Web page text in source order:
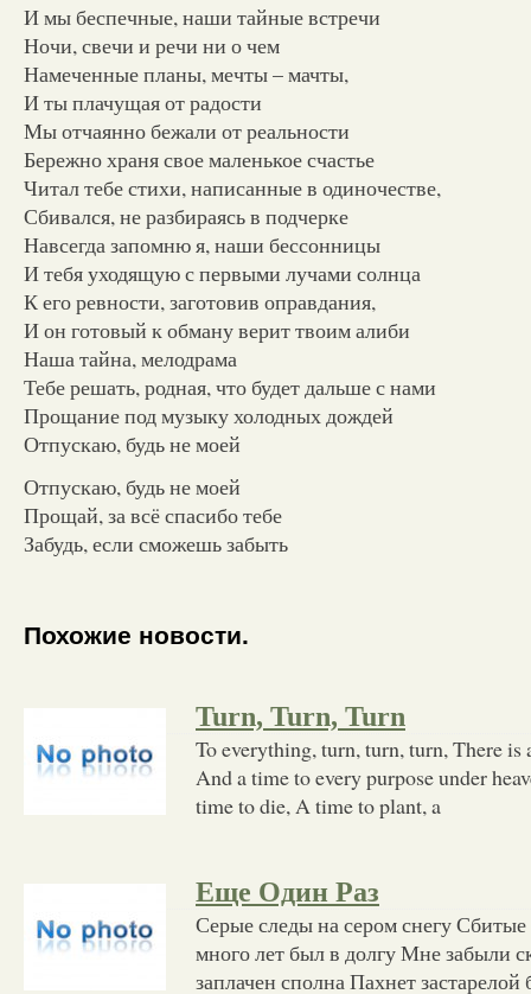
И мы беспечные, наши тайные встречи
Ночи, свечи и речи ни о чем
Намеченные планы, мечты – мачты,
И ты плачущая от радости
Мы отчаянно бежали от реальности
Бережно храня свое маленькое счастье
Читал тебе стихи, написанные в одиночестве,
Сбивался, не разбираясь в подчерке
Навсегда запомню я, наши бессонницы
И тебя уходящую с первыми лучами солнца
К его ревности, заготовив оправдания,
И он готовый к обману верит твоим алиби
Наша тайна, мелодрама
Тебе решать, родная, что будет дальше с нами
Прощание под музыку холодных дождей
Отпускаю, будь не моей
Отпускаю, будь не моей
Прощай, за всё спасибо тебе
Забудь, если сможешь забыть
Похожие новости.
Turn, Turn, Turn
To everything, turn, turn, turn, There is
And a time to every purpose under
time to die, A time to plant, a
Еще Один Раз
Серые следы на сером снегу
много лет был в долгу Мне забыли
заплачен сполна Пахнет